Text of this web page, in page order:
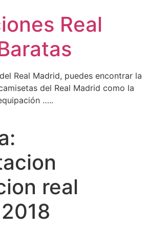
Real
Real Madrid, puedes encontrar la
del Real Madrid como la
…..
real